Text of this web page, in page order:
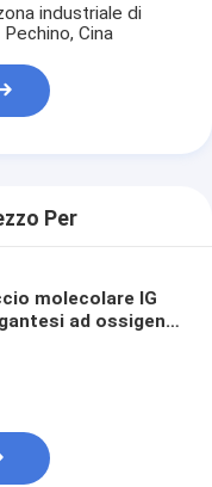
industriale di
Cina
Per
molecolare IG
ad ossigeno